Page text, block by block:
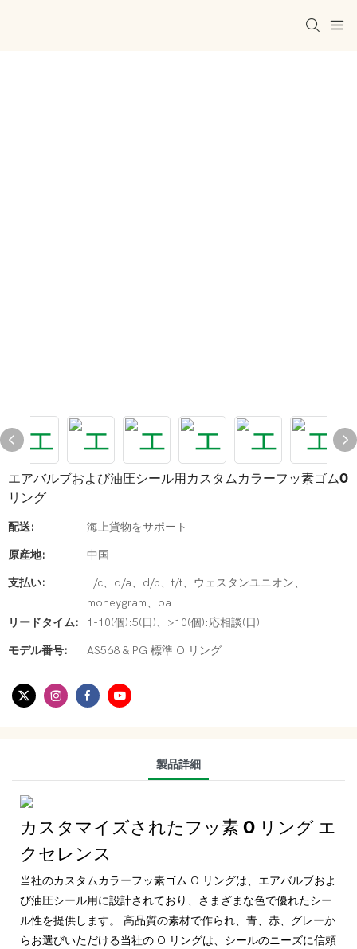
エアバルブおよび油圧シール用カスタムカラーフッ素ゴムO
リング
配送: 海上貨物をサポート
原産地: 中国
支払い:
L/c、d/a、d/p、t/t、ウェスタンユニオン、
moneygram、oa
リードタイム:
1-10(個):5(日)、>10(個):応相談(日)
モデル番号: AS568 & PG 標準 O リング
製品詳細
カスタマイズされたフッ素 O リング エ
クセレンス
当社のカスタムカラーフッ素ゴム O リングは、エアバルブおよ
び油圧シール用に設計されており、さまざまな色で優れたシー
ル性を提供します。 高品質の素材で作られ、青、赤、グレーか
らお選びいただける当社の O リングは、シールのニーズに信頼